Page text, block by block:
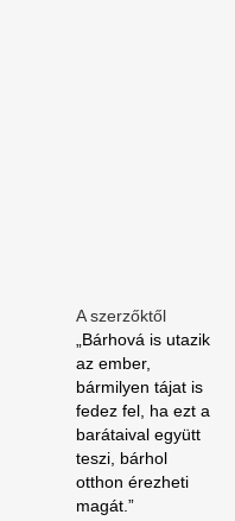
A szerzőktől
„Bárhová is utazik
az ember,
bármilyen tájat is
fedez fel, ha ezt a
barátaival együtt
teszi, bárhol
otthon érezheti
magát.”